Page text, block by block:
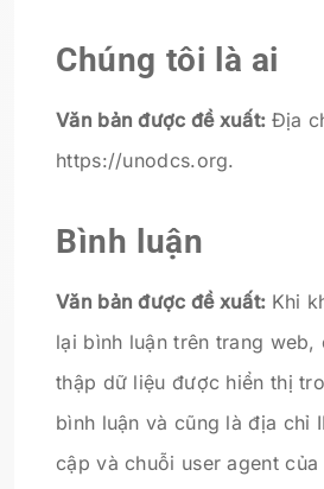
Chúng tôi là ai
Văn bản được đề xuất: Địa
https://unodcs.org.
Bình luận
Văn bản được đề xuất: Khi
lại bình luận trên trang web,
thập dữ liệu được hiển thị
bình luận và cũng là địa chỉ
cập và chuỗi user agent